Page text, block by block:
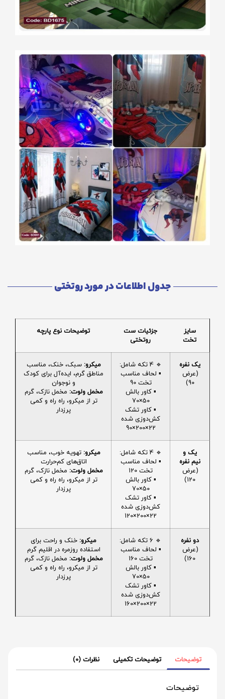
جدول اطلاعات در مورد روتختی
سایز
تخت
جزئیات ست
روتختی
توضیحات نوع پارچه
یک نفره
(عرض
90)
🔹 4 تکه شامل:
▪️ لحاف مناسب
تخت 90
▪️ کاور بالش
50×70
▪️ کاور تشک
کش‌دوزی شده
22×200×90
میکرو: سبک، خنک، مناسب
مناطق گرم، ایده‌آل برای کودک
و نوجوان
مخمل ولوت: مخمل نازک، گرم
تر از میکرو، راه راه و کمی
پرزدار
یک و
نیم نفره
(عرض
120)
🔹 4 تکه شامل:
▪️ لحاف مناسب
تخت 120
▪️ کاور بالش
50×70
▪️ کاور تشک
کش‌دوزی شده
22×200×120
میکرو: تهویه خوب، مناسب
اتاق‌های کم‌حرارت
مخمل ولوت: مخمل نازک، گرم
تر از میکرو، راه راه و کمی
پرزدار
دو نفره
(عرض
160)
🔹 6 تکه شامل:
▪️ لحاف مناسب
تخت 160
▪️ کاور بالش
50×70
▪️ کاور تشک
کش‌دوزی شده
22×200×160
میکرو: خنک و راحت برای
استفاده روزمره در اقلیم گرم
مخمل ولوت: مخمل نازک، گرم
تر از میکرو، راه راه و کمی
پرزدار
توضیحات توضیحات تکمیلی نظرات (0)
توضیحات